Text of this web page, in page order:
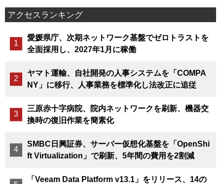
アクセスランキング
愛媛県庁、次期ネットワーク基盤でゼロトラストを
全面採用し、2027年1月に稼働
ヤマト運輸、自社開発の人事システムを「COMPA
NY」に移行、人事業務を標準化し法改正に追従
三原赤十字病院、院内ネットワークを刷新、機器交
換時の復旧作業を簡素化
SMBC日興証券、サーバー仮想化基盤を「OpenShi
ft Virtualization」で刷新、5年間の費用を2割減
「Veeam Data Platform v13.1」をリリース、14の